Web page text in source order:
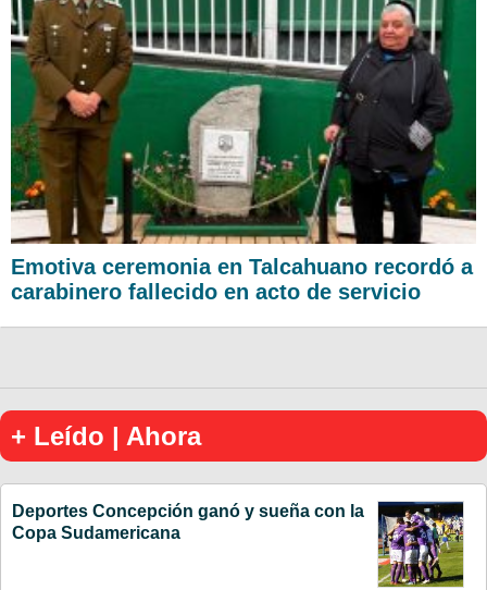
Emotiva ceremonia en Talcahuano recordó a
carabinero fallecido en acto de servicio
+ Leído | Ahora
Deportes Concepción ganó y sueña con la
Copa Sudamericana